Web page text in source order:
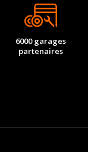
6000 garages
partenaires